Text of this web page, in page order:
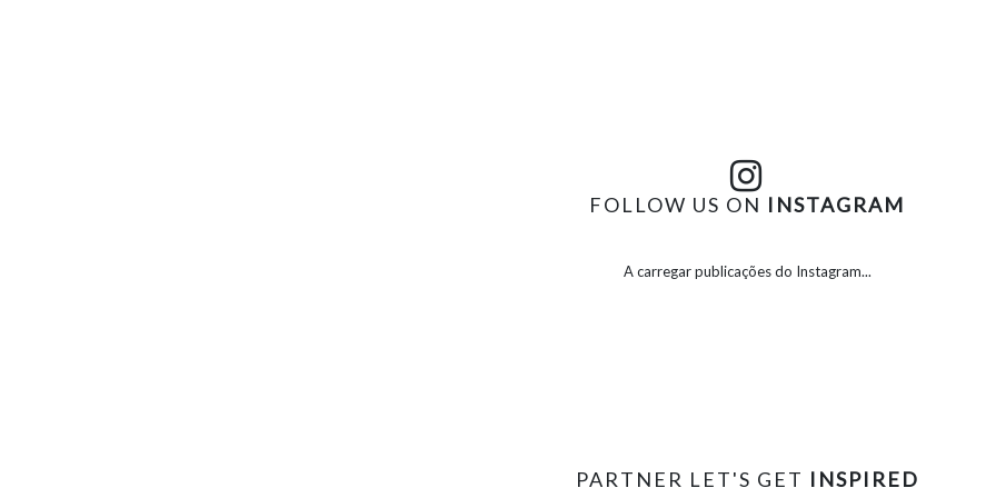
FOLLOW US ON INSTAGRAM
A carregar publicações do Instagram...
PARTNER LET'S GET INSPIRED